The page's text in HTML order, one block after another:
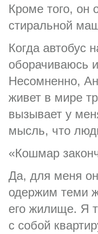
Кроме того, он
стиральной
Когда автобус
оборачиваюсь
Несомненно,
живет в мире
вызывает у
мысль, что
«Кошмар
Да, для меня
одержим теми
его жилище. Я
с собой